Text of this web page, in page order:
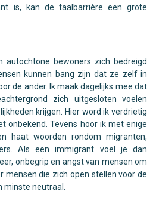
is, kan de taalbarrière een grote
autochtone bewoners zich bedreigd
kunnen bang zijn dat ze zelf in
de ander. Ik maak dagelijks mee dat
zich uitgesloten voelen
krijgen. Hier word ik verdrietig
onbekend. Tevens hoor ik met enige
haat woorden rondom migranten,
Als een immigrant voel je dan
onbegrip en angst van mensen om
mensen die zich open stellen voor de
neutraal.